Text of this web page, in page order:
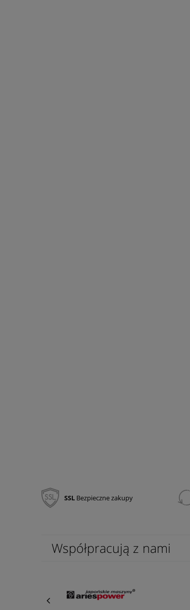
SSL Bezpieczne zakupy
Współpracują z nami